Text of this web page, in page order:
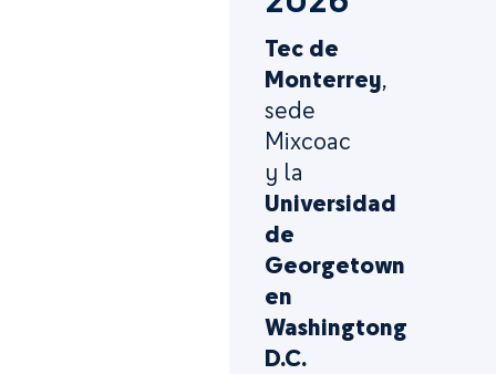
Tec de
Monterrey,
sede
Mixcoac
y la
Universidad
de
Georgetown
en
Washingtong
D.C.